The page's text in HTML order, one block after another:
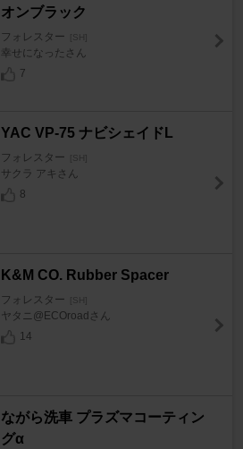
オンブラック
フォレスター [SH]
幸せになったさん
7
YAC VP-75 ナビシェイドL
フォレスター [SH]
サクラ アキさん
8
K&M CO. Rubber Spacer
フォレスター [SH]
ヤタニ@ECOroadさん
14
ながら洗車 プラズマコーティン
グα